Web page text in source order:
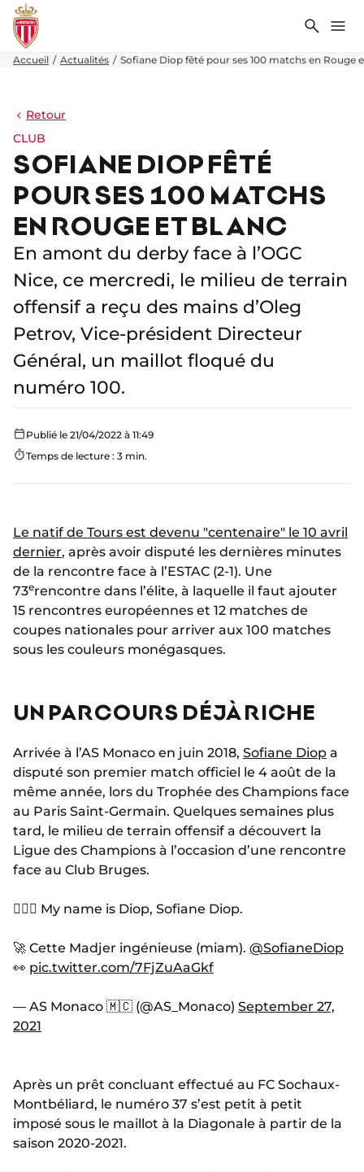
Accueil Actualités Sofiane Diop fêté pour ses 100 matchs en Rouge
Retour
CLUB
SOFIANE DIOP FÊTÉ
POUR SES 100 MATCHS
EN ROUGE ET BLANC
En amont du derby face à l’OGC
Nice, ce mercredi, le milieu de terrain
offensif a reçu des mains d’Oleg
Petrov, Vice-président Directeur
Général, un maillot floqué du
numéro 100.
Publié le 21/04/2022 à 11:49
Temps de lecture : 3 min.
Le natif de Tours est devenu "centenaire" le 10 avril
dernier, après avoir disputé les dernières minutes
de la rencontre face à l’ESTAC (2-1). Une
73erencontre dans l’élite, à laquelle il faut ajouter
15 rencontres européennes et 12 matches de
coupes nationales pour arriver aux 100 matches
sous les couleurs monégasques.
UN PARCOURS DÉJÀ RICHE
Arrivée à l’AS Monaco en juin 2018, Sofiane Diop a
disputé son premier match officiel le 4 août de la
même année, lors du Trophée des Champions face
au Paris Saint-Germain. Quelques semaines plus
tard, le milieu de terrain offensif a découvert la
Ligue des Champions à l’occasion d’une rencontre
face au Club Bruges.
🤵🏼‍♂️ My name is Diop, Sofiane Diop.
🚀 Cette Madjer ingénieuse (miam). @SofianeDiop
👀 pic.twitter.com/7FjZuAaGkf
— AS Monaco 🇲🇨 (@AS_Monaco) September 27,
2021
Après un prêt concluant effectué au FC Sochaux-
Montbéliard, le numéro 37 s’est petit à petit
imposé sous le maillot à la Diagonale à partir de la
saison 2020-2021.